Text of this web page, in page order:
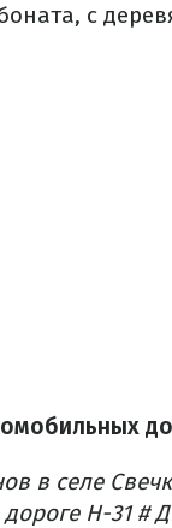
с
в селе
Н-31 #